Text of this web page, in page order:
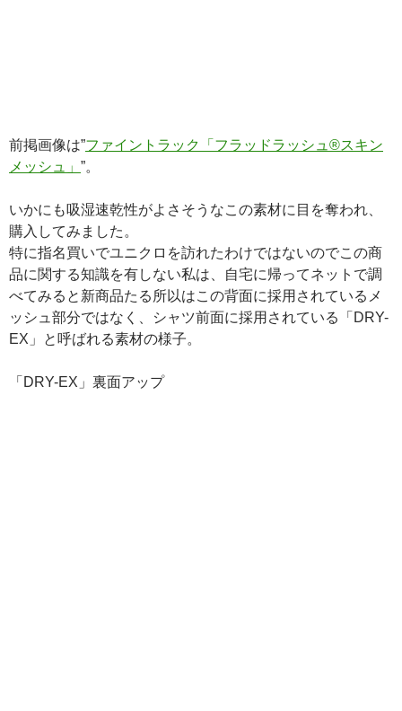
前掲画像は”ファイントラック「フラッドラッシュ®スキン
メッシュ」 ”。
いかにも吸湿速乾性がよさそうなこの素材に目を奪われ、
購入してみました。
特に指名買いでユニクロを訪れたわけではないのでこの商
品に関する知識を有しない私は、自宅に帰ってネットで調
べてみると新商品たる所以はこの背面に採用されているメ
ッシュ部分ではなく、シャツ前面に採用されている「DRY-
EX」と呼ばれる素材の様子。
「DRY-EX」裏面アップ